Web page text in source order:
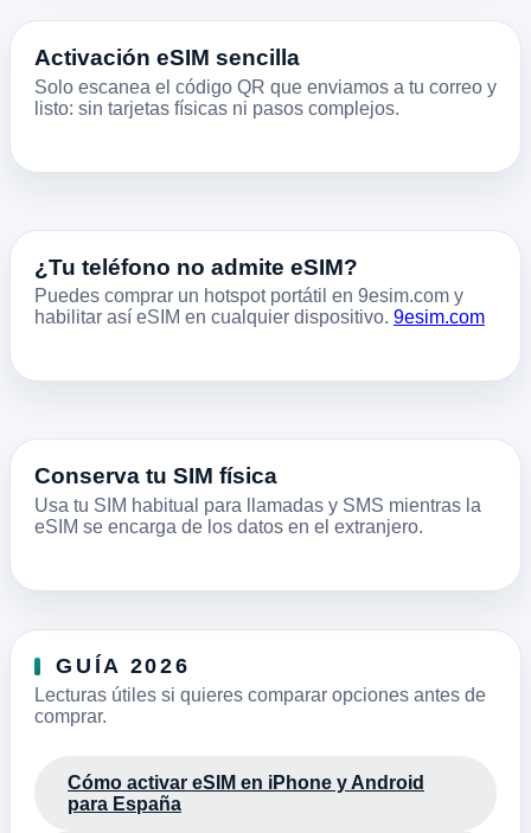
Activación eSIM sencilla
Solo escanea el código QR que enviamos a tu correo y
listo: sin tarjetas físicas ni pasos complejos.
¿Tu teléfono no admite eSIM?
Puedes comprar un hotspot portátil en 9esim.com y
habilitar así eSIM en cualquier dispositivo. 9esim.com
Conserva tu SIM física
Usa tu SIM habitual para llamadas y SMS mientras la
eSIM se encarga de los datos en el extranjero.
GUÍA 2026
Lecturas útiles si quieres comparar opciones antes de
comprar.
Cómo activar eSIM en iPhone y Android
para España